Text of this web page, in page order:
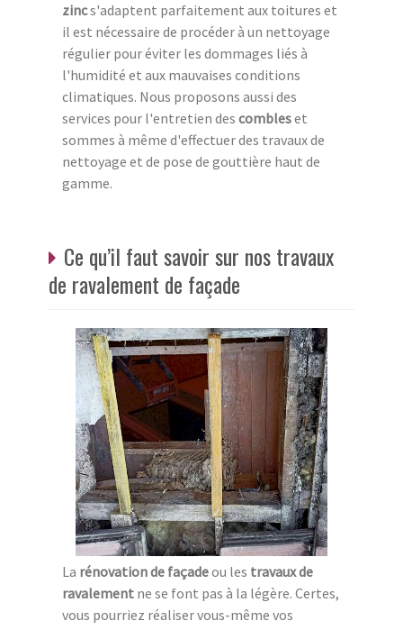
zincs'adaptent parfaitement aux toitures et
il est nécessaire de procéder à un nettoyage
régulier pour éviter les dommages liés à
l'humidité et aux mauvaises conditions
climatiques. Nous proposons aussi des
services pour l'entretien des combleset
sommes à même d'effectuer des travaux de
nettoyage et de pose de gouttière haut de
gamme.
Ce qu’il faut savoir sur nos travaux
de ravalement de façade
La rénovation de façadeou les travaux de
ravalement ne se font pas à la légère. Certes,
vous pourriez réaliser vous-même vos